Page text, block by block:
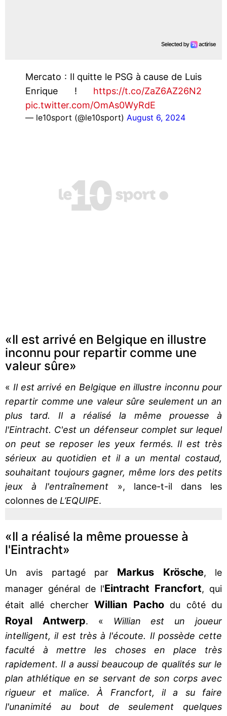
Mercato : Il quitte le PSG à cause de Luis
Enrique ! https://t.co/ZaZ6AZ26N2
pic.twitter.com/OmAs0WyRdE
— le10sport (@le10sport) August 6, 2024
«Il est arrivé en Belgique en illustre
inconnu pour repartir comme une
valeur sûre»
« Il est arrivé en Belgique en illustre inconnu pour
repartir comme une valeur sûre seulement un an
plus tard. Il a réalisé la même prouesse à
l'Eintracht. C'est un défenseur complet sur lequel
on peut se reposer les yeux fermés. Il est très
sérieux au quotidien et il a un mental costaud,
souhaitant toujours gagner, même lors des petits
jeux à l'entraînement », lance-t-il dans les
colonnes de L’EQUIPE.
«Il a réalisé la même prouesse à
l'Eintracht»
Un avis partagé par Markus Krösche, le
manager général de l'Eintracht Francfort, qui
était allé chercherWillian Pachodu côté du
Royal Antwerp. « Willian est un joueur
intelligent, il est très à l'écoute. Il possède cette
faculté à mettre les choses en place très
rapidement. Il a aussi beaucoup de qualités sur le
plan athlétique en se servant de son corps avec
rigueur et malice. À Francfort, il a su faire
l'unanimité au bout de seulement quelques